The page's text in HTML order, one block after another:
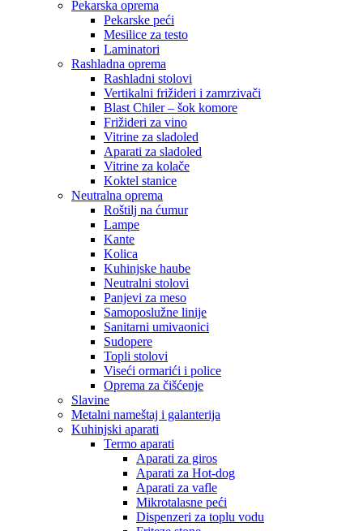
Pekarska oprema
Pekarske peći
Mesilice za testo
Laminatori
Rashladna oprema
Rashladni stolovi
Vertikalni frižideri i zamrzivači
Blast Chiler – šok komore
Frižideri za vino
Vitrine za sladoled
Aparati za sladoled
Vitrine za kolače
Koktel stanice
Neutralna oprema
Roštilj na ćumur
Lampe
Kante
Kolica
Kuhinjske haube
Neutralni stolovi
Panjevi za meso
Samoposlužne linije
Sanitarni umivaonici
Sudopere
Topli stolovi
Viseći ormarići i police
Oprema za čišćenje
Slavine
Metalni nameštaj i galanterija
Kuhinjski aparati
Termo aparati
Aparati za giros
Aparati za Hot-dog
Aparati za vafle
Mikrotalasne peći
Dispenzeri za toplu vodu